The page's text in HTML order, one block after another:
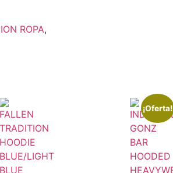
ROPA,
¡Oferta!